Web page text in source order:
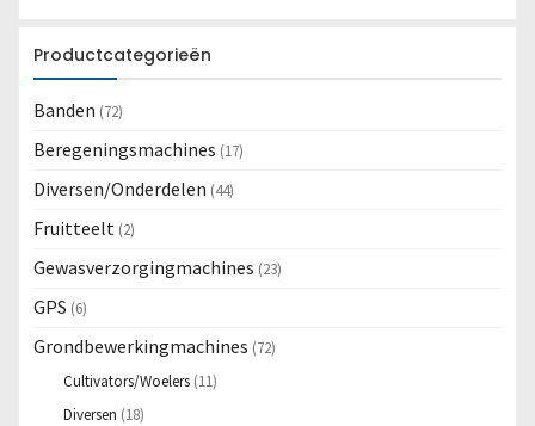
Productcategorieën
Banden (72)
Beregeningsmachines (17)
Diversen/Onderdelen (44)
Fruitteelt (2)
Gewasverzorgingmachines (23)
GPS (6)
Grondbewerkingmachines (72)
Cultivators/Woelers (11)
Diversen (18)